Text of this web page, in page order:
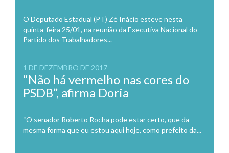
O Deputado Estadual (PT) Zé Inácio esteve nesta
quinta-feira 25/01, na reunião da Executiva Nacional do
Partido dos Trabalhadores...
1 DE DEZEMBRO DE 2017
“Não há vermelho nas cores do
PSDB”, afirma Doria
“O senador Roberto Rocha pode estar certo, que da
mesma forma que eu estou aqui hoje, como prefeito da...